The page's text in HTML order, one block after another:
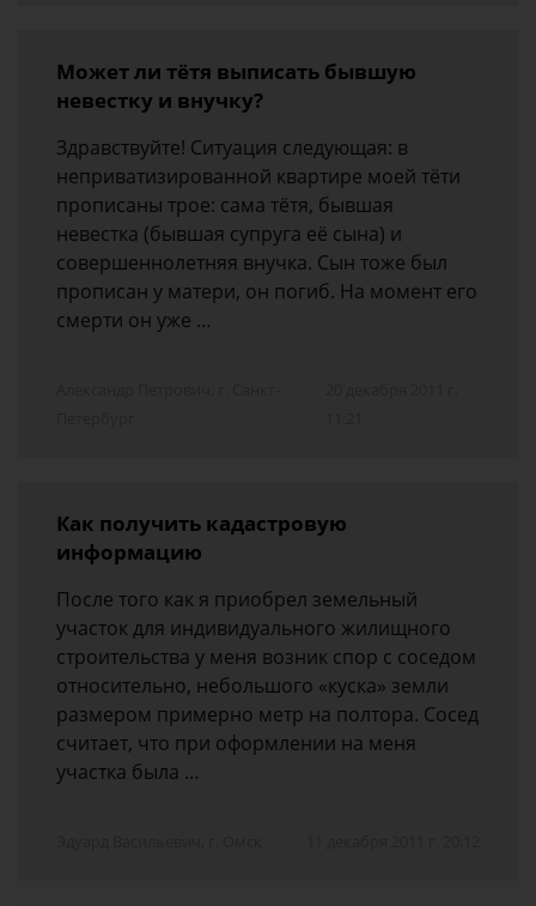
Может ли тётя выписать бывшую
невестку и внучку?
Здравствуйте! Ситуация следующая: в
неприватизированной квартире моей тёти
прописаны трое: сама тётя, бывшая
невестка (бывшая супруга её сына) и
совершеннолетняя внучка. Сын тоже был
прописан у матери, он погиб. На момент его
смерти он уже …
Как получить кадастровую
информацию
После того как я приобрел земельный
участок для индивидуального жилищного
строительства у меня возник спор с соседом
относительно, небольшого «куска» земли
размером примерно метр на полтора. Сосед
считает, что при оформлении на меня
участка была …